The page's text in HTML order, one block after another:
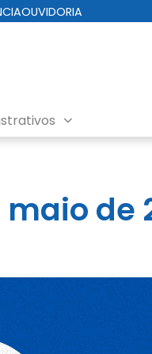
OUVIDORIA
maio de